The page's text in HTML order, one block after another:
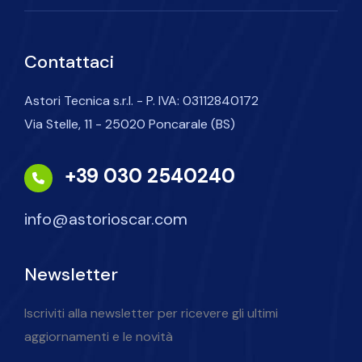
Contattaci
Astori Tecnica s.r.l. - P. IVA: 03112840172
Via Stelle, 11 - 25020 Poncarale (BS)
+39 030 2540240
info@astorioscar.com
Newsletter
Iscriviti alla newsletter per ricevere gli ultimi
aggiornamenti e le novità